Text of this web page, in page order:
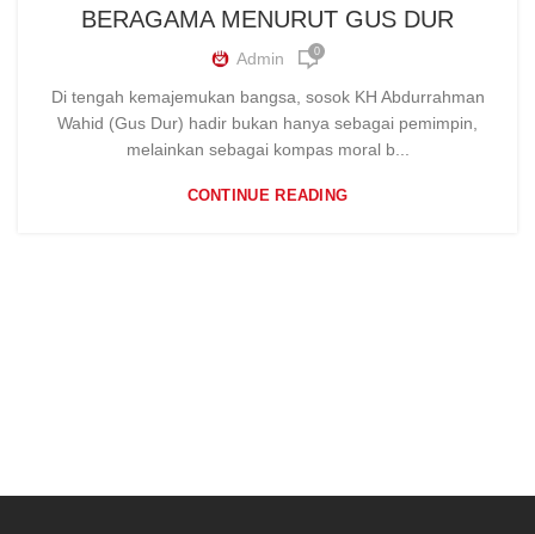
BERAGAMA MENURUT GUS DUR
Admin 0
Di tengah kemajemukan bangsa, sosok KH Abdurrahman
Wahid (Gus Dur) hadir bukan hanya sebagai pemimpin,
melainkan sebagai kompas moral b...
CONTINUE READING